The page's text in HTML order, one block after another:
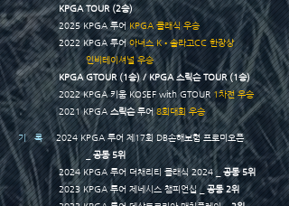
KPGA TOUR (2승)
2025 KPGA 투어KPGA 클래식우승
2022 KPGA 투어아너스 K•솔라고CC 한장상
인비테이셔널우승
KPGA GTOUR (1승) /KPGA 스릭슨 TOUR (1승)
2022KPGA 키움 KOSEF with GTOUR1차전 우승
2021KPGA스릭슨투어8회대회 우승
기 록
2024 KPGA 투어 제17회 DB손해보험 프로미오픈
_공동 5위
2024 KPGA 투어 더채리티 클래식 2024_공동 5위
2023 KPGA 투어 제네시스 챔피언십 _공동2위